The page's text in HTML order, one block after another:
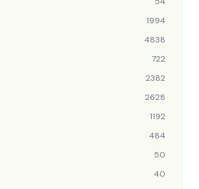
1994
4838
722
2382
2628
1192
484
50
40